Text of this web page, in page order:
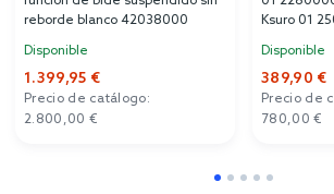
reborde blanco 42038000
Disponible
1.399,95 €
Precio de catálogo:
2.800,00 €
Ksuro 01
Disponible
389,90 €
Precio de
780,00 €